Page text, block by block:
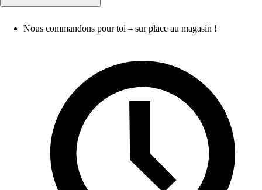
Nous commandons pour toi – sur place au magasin !